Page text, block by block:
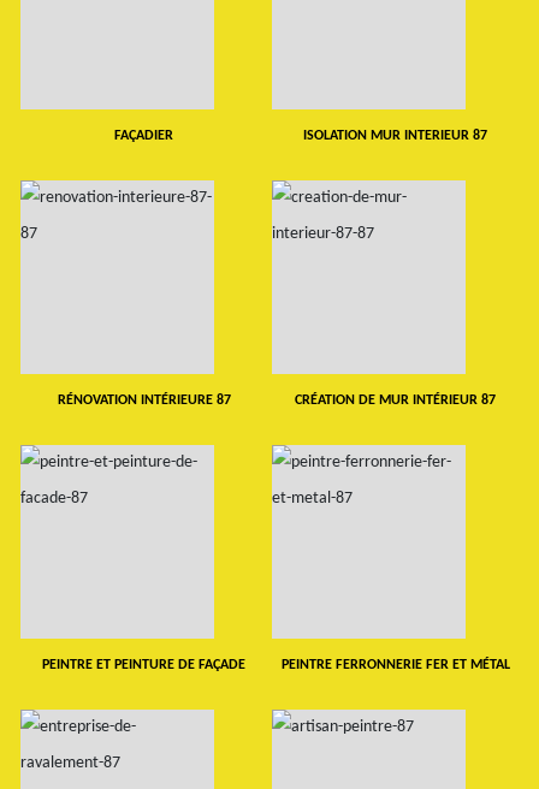
FAÇADIER ISOLATION MUR INTERIEUR 87
RÉNOVATION INTÉRIEURE 87 CRÉATION DE MUR INTÉRIEUR 87
PEINTRE ET PEINTURE DE FAÇADE PEINTRE FERRONNERIE FER ET MÉTAL